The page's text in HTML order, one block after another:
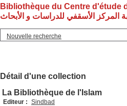
Bibliothèque du Centre d'étude
المركز الأسقفي للدراسات و الأبحاث
Nouvelle recherche
Détail d'une collection
La Bibliothèque de l'Islam
Editeur : Sindbad